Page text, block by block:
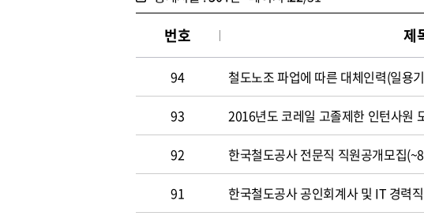
번호 제
94 철도노조 파업에 따른 대체인력(일용
93 2016년도 코레일 고졸제한 인턴사원
92 한국철도공사 전문직 직원공개모집
91 한국철도공사 공인회계사 및 IT 경력